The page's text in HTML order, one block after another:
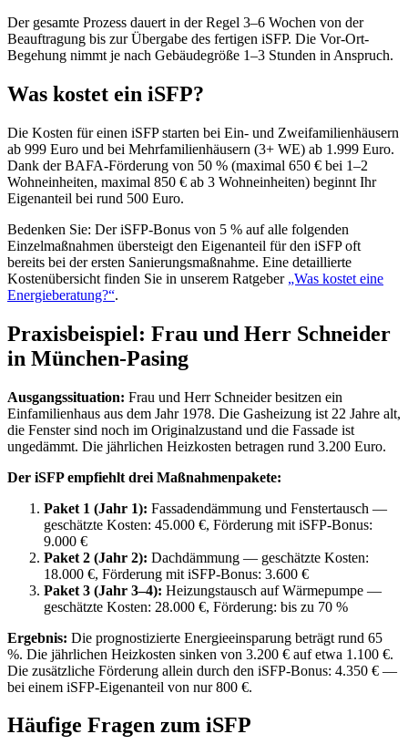
Der gesamte Prozess dauert in der Regel 3–6 Wochen von der
Beauftragung bis zur Übergabe des fertigen iSFP. Die Vor-Ort-
Begehung nimmt je nach Gebäudegröße 1–3 Stunden in Anspruch.
Was kostet ein iSFP?
Die Kosten für einen iSFP starten bei Ein- und Zweifamilienhäusern
ab 999 Euro und bei Mehrfamilienhäusern (3+ WE) ab 1.999 Euro.
Dank der BAFA-Förderung von 50 % (maximal 650 € bei 1–2
Wohneinheiten, maximal 850 € ab 3 Wohneinheiten) beginnt Ihr
Eigenanteil bei rund 500 Euro.
Bedenken Sie: Der iSFP-Bonus von 5 % auf alle folgenden
Einzelmaßnahmen übersteigt den Eigenanteil für den iSFP oft
bereits bei der ersten Sanierungsmaßnahme. Eine detaillierte
Kostenübersicht finden Sie in unserem Ratgeber „Was kostet eine
Energieberatung?“.
Praxisbeispiel: Frau und Herr Schneider
in München-Pasing
Ausgangssituation: Frau und Herr Schneider besitzen ein
Einfamilienhaus aus dem Jahr 1978. Die Gasheizung ist 22 Jahre alt,
die Fenster sind noch im Originalzustand und die Fassade ist
ungedämmt. Die jährlichen Heizkosten betragen rund 3.200 Euro.
Der iSFP empfiehlt drei Maßnahmenpakete:
Paket 1 (Jahr 1): Fassadendämmung und Fenstertausch —
geschätzte Kosten: 45.000 €, Förderung mit iSFP-Bonus:
9.000 €
Paket 2 (Jahr 2): Dachdämmung — geschätzte Kosten:
18.000 €, Förderung mit iSFP-Bonus: 3.600 €
Paket 3 (Jahr 3–4): Heizungstausch auf Wärmepumpe —
geschätzte Kosten: 28.000 €, Förderung: bis zu 70 %
Ergebnis: Die prognostizierte Energieeinsparung beträgt rund 65
%. Die jährlichen Heizkosten sinken von 3.200 € auf etwa 1.100 €.
Die zusätzliche Förderung allein durch den iSFP-Bonus: 4.350 € —
bei einem iSFP-Eigenanteil von nur 800 €.
Häufige Fragen zum iSFP